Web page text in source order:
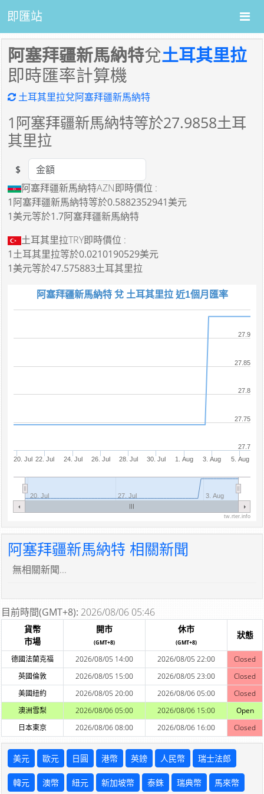
即匯站
阿塞拜疆新馬納特兌土耳其里拉
即時匯率計算機
土耳其里拉兌阿塞拜疆新馬納特
1 阿塞拜疆新馬納特等於27.9858土耳
其里拉
Amount
$
阿塞拜疆新馬納特AZN即時價位 :
1阿塞拜疆新馬納特等於0.5882352941美元
1美元等於1.7阿塞拜疆新馬納特
土耳其里拉TRY即時價位 :
1土耳其里拉等於0.0210190529美元
1美元等於47.575883土耳其里拉
阿塞拜疆新馬納特 兌 土耳其里拉 近1個月匯率
20. Jul 22. Jul 24. Jul 26. Jul 28. Jul 30. Jul 1. Aug 3. Aug 5. Aug
20. Jul 27. Jul 3. Aug
27.7
27.75
27.8
27.85
27.9
tw.rter.info
阿塞拜疆新馬納特 相關新聞
無相關新聞...
目前時間(GMT+8): 2026/08/06 05:46
貨幣
市場
開市
(GMT+8)
休市
(GMT+8)
狀態
德國法蘭克福 2026/08/05 14:00 2026/08/05 22:00
Closed
英國倫敦
2026/08/05 15:00 2026/08/05 23:00
Closed
美國紐約
2026/08/05 20:00 2026/08/06 05:00
Closed
澳洲雪梨
2026/08/06 05:00 2026/08/06 15:00
Open
日本東京
2026/08/06 08:00 2026/08/06 16:00 Closed
美元 歐元 日圓 港幣 英鎊 人民幣 瑞士法郎
韓元 澳幣 紐元 新加坡幣 泰銖 瑞典幣 馬來幣